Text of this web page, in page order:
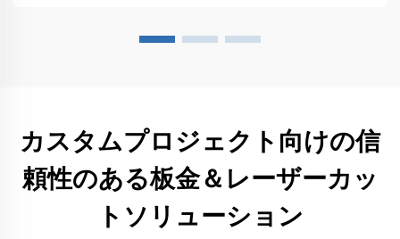
カスタムプロジェクト向けの信
頼性のある板金＆レーザーカッ
トソリューション